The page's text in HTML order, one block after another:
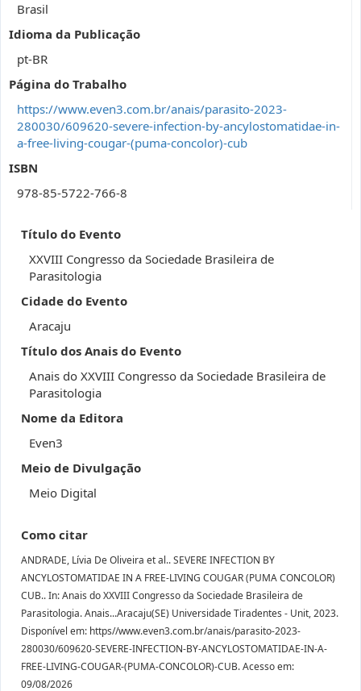
Brasil
Idioma da Publicação
pt-BR
Página do Trabalho
https://www.even3.com.br/anais/parasito-2023-
280030/609620-severe-infection-by-ancylostomatidae-in-
a-free-living-cougar-(puma-concolor)-cub
ISBN
978-85-5722-766-8
Título do Evento
XXVIII Congresso da Sociedade Brasileira de
Parasitologia
Cidade do Evento
Aracaju
Título dos Anais do Evento
Anais do XXVIII Congresso da Sociedade Brasileira de
Parasitologia
Nome da Editora
Even3
Meio de Divulgação
Meio Digital
Como citar
ANDRADE, Lívia De Oliveira et al.. SEVERE INFECTION BY
ANCYLOSTOMATIDAE IN A FREE-LIVING COUGAR (PUMA CONCOLOR)
CUB.. In: Anais do XXVIII Congresso da Sociedade Brasileira de
Parasitologia. Anais...Aracaju(SE) Universidade Tiradentes - Unit, 2023.
Disponível em: https//www.even3.com.br/anais/parasito-2023-
280030/609620-SEVERE-INFECTION-BY-ANCYLOSTOMATIDAE-IN-A-
FREE-LIVING-COUGAR-(PUMA-CONCOLOR)-CUB. Acesso em:
09/08/2026